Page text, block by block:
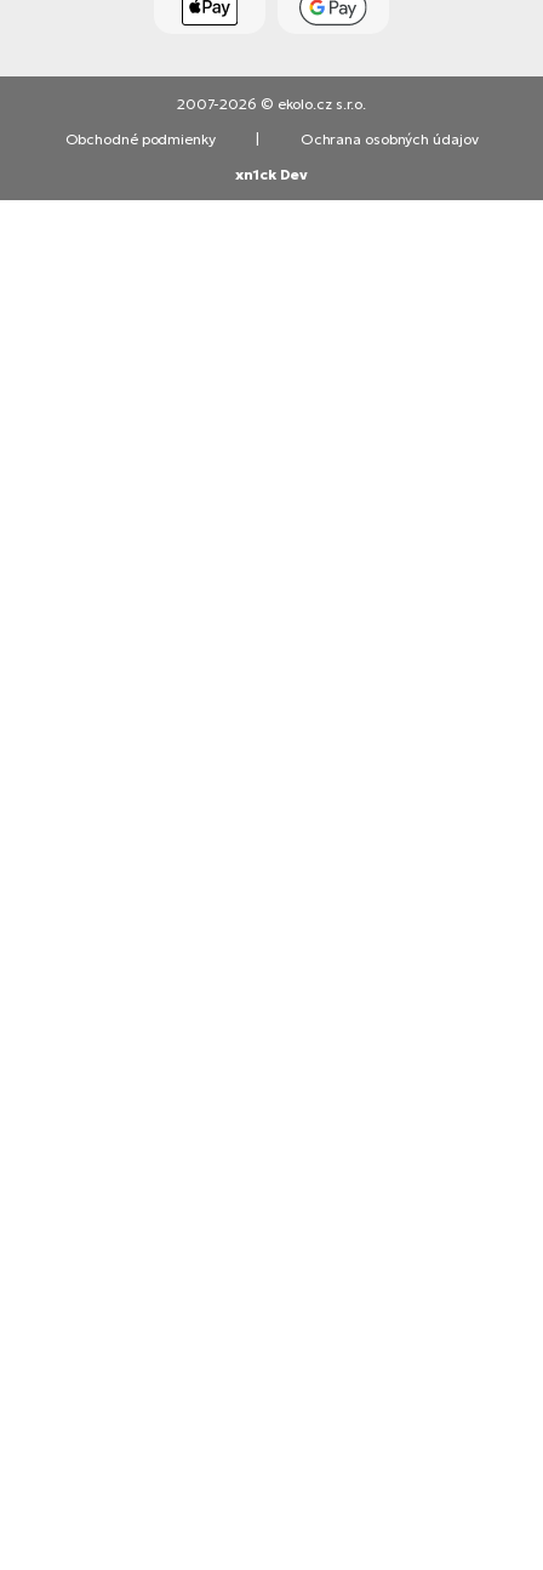
2007-2026 © ekolo.cz s.r.o.
Obchodné podmienky
|
Ochrana osobných údajov
xn1ck Dev